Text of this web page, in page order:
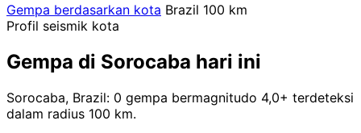
Gempa berdasarkan kota Brazil 100 km
Profil seismik kota
Gempa di Sorocaba hari ini
Sorocaba, Brazil: 0 gempa bermagnitudo 4,0+ terdeteksi
dalam radius 100 km.